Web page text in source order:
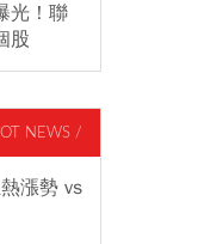
光！聯
股
NEWS /
漲勢 vs